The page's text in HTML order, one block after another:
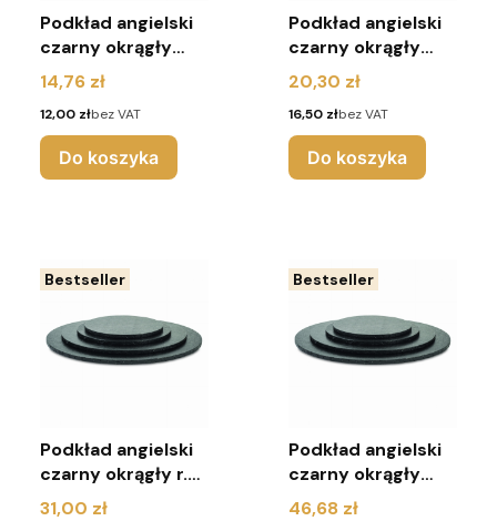
Podkład angielski
czarny okrągły
r.25
Cena
14,76 zł
Cena
12,00 złbez VAT
Do koszyka
Podkład angielski
czarny okrągły
r.30 - Urodziny
Cena
20,30 zł
Cena
16,50 złbez VAT
Do koszyka
Bestseller
Podkład angielski
czarny okrągły r.36
- Urodziny
Cena
31,00 zł
Bestseller
Podkład angielski
czarny okrągły
r.40 - Urodziny
Cena
46,68 zł